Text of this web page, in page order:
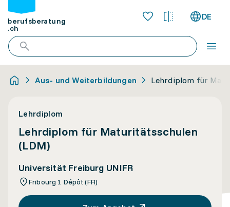
berufsberatung
.ch
DE
Aus- und Weiterbildungen Lehrdiplom für
Lehrdiplom
Lehrdiplom für Maturitätsschulen
(LDM)
Universität Freiburg UNIFR
Fribourg 1 Dépôt (FR)